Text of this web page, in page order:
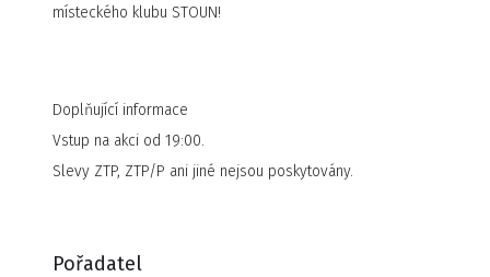
místeckého klubu STOUN!
Doplňující informace
Vstup na akci od 19:00.
Slevy ZTP, ZTP/P ani jiné nejsou poskytovány.
Pořadatel